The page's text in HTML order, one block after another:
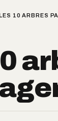
10 ARBRES